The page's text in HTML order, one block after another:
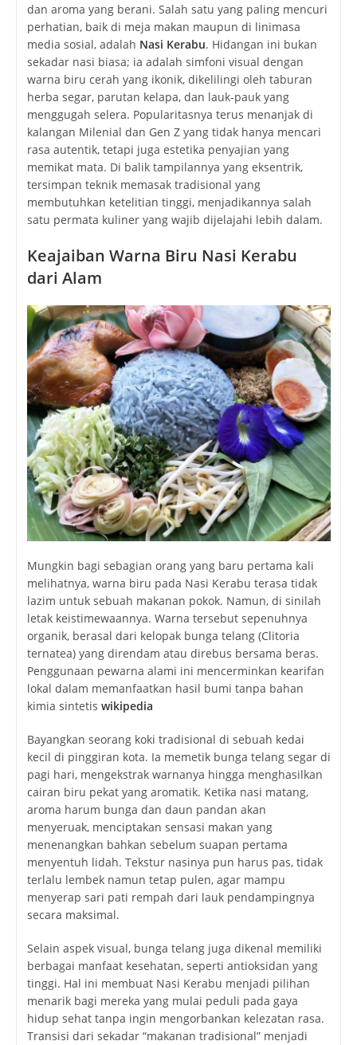
dan aroma yang berani. Salah satu yang paling mencuri
perhatian, baik di meja makan maupun di linimasa
media sosial, adalah Nasi Kerabu. Hidangan ini bukan
sekadar nasi biasa; ia adalah simfoni visual dengan
warna biru cerah yang ikonik, dikelilingi oleh taburan
herba segar, parutan kelapa, dan lauk-pauk yang
menggugah selera. Popularitasnya terus menanjak di
kalangan Milenial dan Gen Z yang tidak hanya mencari
rasa autentik, tetapi juga estetika penyajian yang
memikat mata. Di balik tampilannya yang eksentrik,
tersimpan teknik memasak tradisional yang
membutuhkan ketelitian tinggi, menjadikannya salah
satu permata kuliner yang wajib dijelajahi lebih dalam.
Keajaiban Warna Biru Nasi Kerabu
dari Alam
Mungkin bagi sebagian orang yang baru pertama kali
melihatnya, warna biru pada Nasi Kerabu terasa tidak
lazim untuk sebuah makanan pokok. Namun, di sinilah
letak keistimewaannya. Warna tersebut sepenuhnya
organik, berasal dari kelopak bunga telang (Clitoria
ternatea) yang direndam atau direbus bersama beras.
Penggunaan pewarna alami ini mencerminkan kearifan
lokal dalam memanfaatkan hasil bumi tanpa bahan
kimia sintetis wikipedia
Bayangkan seorang koki tradisional di sebuah kedai
kecil di pinggiran kota. Ia memetik bunga telang segar di
pagi hari, mengekstrak warnanya hingga menghasilkan
cairan biru pekat yang aromatik. Ketika nasi matang,
aroma harum bunga dan daun pandan akan
menyeruak, menciptakan sensasi makan yang
menenangkan bahkan sebelum suapan pertama
menyentuh lidah. Tekstur nasinya pun harus pas, tidak
terlalu lembek namun tetap pulen, agar mampu
menyerap sari pati rempah dari lauk pendampingnya
secara maksimal.
Selain aspek visual, bunga telang juga dikenal memiliki
berbagai manfaat kesehatan, seperti antioksidan yang
tinggi. Hal ini membuat Nasi Kerabu menjadi pilihan
menarik bagi mereka yang mulai peduli pada gaya
hidup sehat tanpa ingin mengorbankan kelezatan rasa.
Transisi dari sekadar “makanan tradisional” menjadi